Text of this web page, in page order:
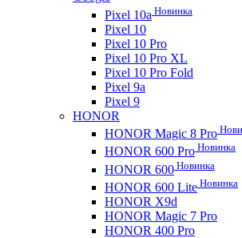
Pixel 10a Новинка
Pixel 10
Pixel 10 Pro
Pixel 10 Pro XL
Pixel 10 Pro Fold
Pixel 9a
Pixel 9
HONOR
HONOR Magic 8 Pro
HONOR 600 Pro Новинка
HONOR 600 Новинка
HONOR 600 Lite Новинка
HONOR X9d
HONOR Magic 7 Pro
HONOR 400 Pro